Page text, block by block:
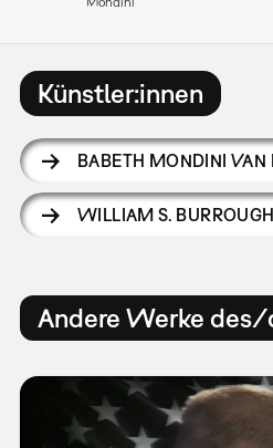
Künstler:innen
BABETH MONDINI VAN
WILLIAM S.
Andere Werke des/